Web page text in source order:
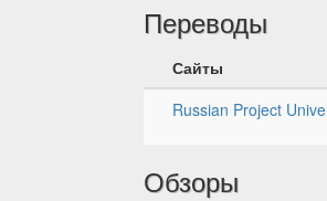
Переводы
Сайты
Russian Project
Обзоры